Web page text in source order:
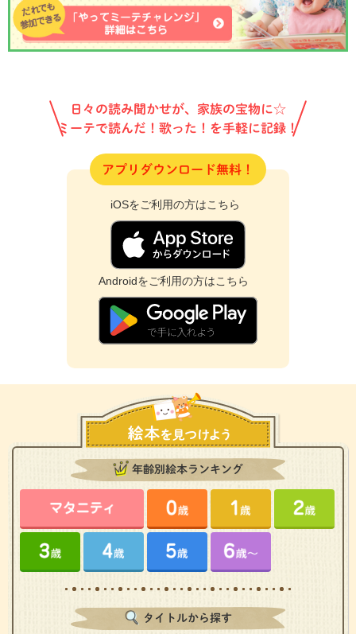
日々の読み聞かせが、家族の宝物に☆
ミーテで読んだ！歌った！を手軽に記録！
アプリダウンロード無料！
iOSをご利用の方はこちら
Androidをご利用の方はこちら
年齢別絵本ランキング
タイトルから探す